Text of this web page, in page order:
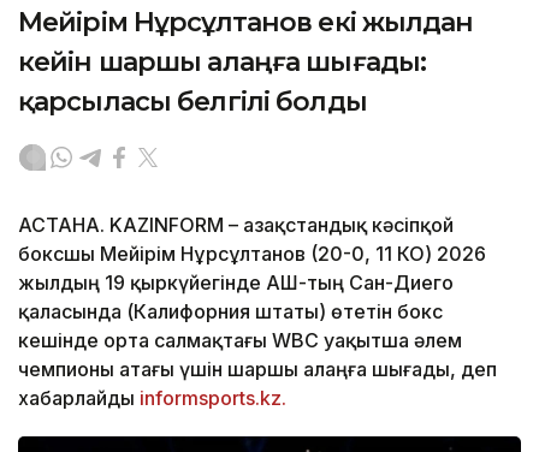
Мейірім Нұрсұлтанов екі жылдан
кейін шаршы алаңға шығады:
қарсыласы белгілі болды
АСТАНА. KAZINFORM – Қазақстандық кәсіпқой
боксшы Мейірім Нұрсұлтанов (20-0, 11 КО) 2026
жылдың 19 қыркүйегінде АҚШ-тың Сан-Диего
қаласында (Калифорния штаты) өтетін бокс
кешінде орта салмақтағы WBC уақытша әлем
чемпионы атағы үшін шаршы алаңға шығады, деп
хабарлайды informsports.kz.